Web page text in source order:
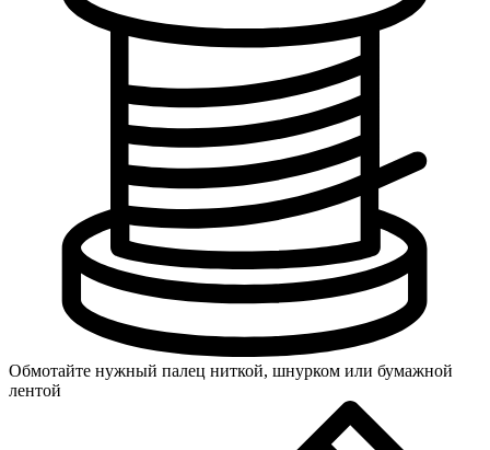
Обмотайте нужный палец ниткой, шнурком или бумажной
лентой